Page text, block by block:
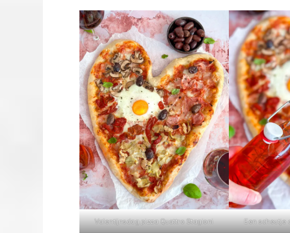
Valentijnsdag pizza Quattro Stagioni Een scheutje